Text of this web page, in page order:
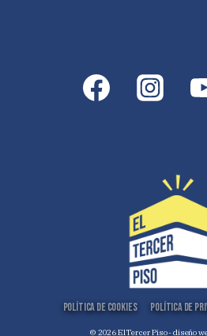
Política de Cookies Política de
© 2026 El Tercer Piso - diseño